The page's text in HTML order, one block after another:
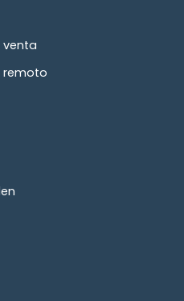
remoto